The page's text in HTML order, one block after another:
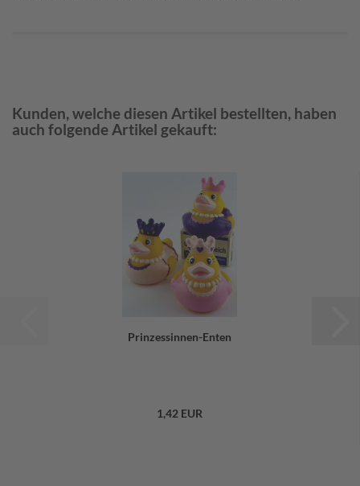
Kunden, welche diesen Artikel bestellten, haben
auch folgende Artikel gekauft:
Prinzessinnen-Enten
1,42 EUR